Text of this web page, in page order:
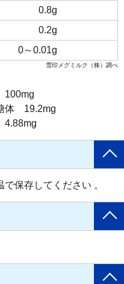
0.8g
0.2g
0～0.01g
雪印メグミルク（株）調べ
100mg
体 19.2mg
4.88mg
保存してください 。